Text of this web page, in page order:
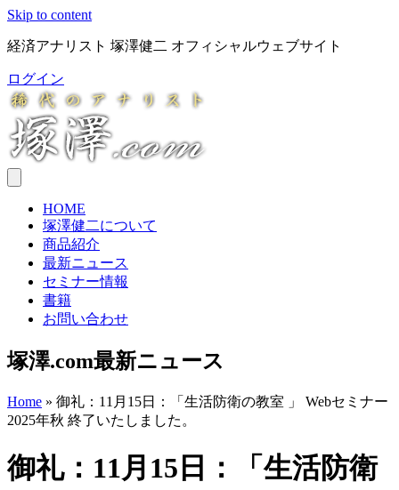
Skip to content
経済アナリスト 塚澤健二 オフィシャルウェブサイト
ログイン
HOME
塚澤健二について
商品紹介
最新ニュース
セミナー情報
書籍
お問い合わせ
塚澤.com最新ニュース
Home » 御礼：11月15日：「生活防衛の教室 」 Webセミナー
2025年秋 終了いたしました。
御礼：11月15日：「生活防衛